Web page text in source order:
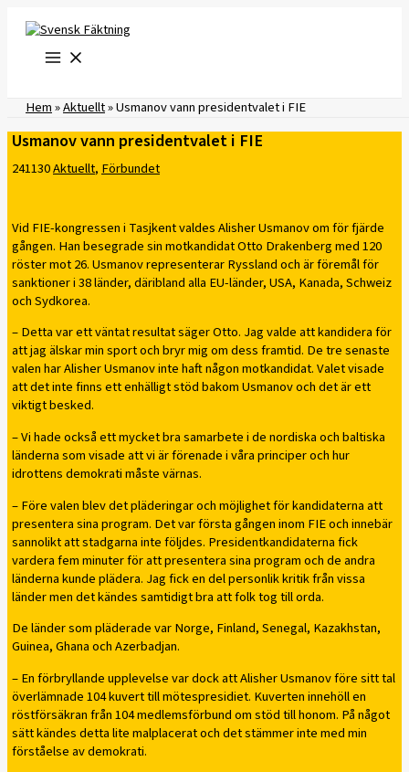
innehåll
Hem»Aktuellt»Usmanov vann presidentvalet i FIE
Usmanov vann presidentvalet i FIE
241130Aktuellt,Förbundet
Vid FIE-kongressen i Tasjkent valdes Alisher Usmanov om för fjärde
gången. Han besegrade sin motkandidat Otto Drakenberg med 120
röster mot 26. Usmanov representerar Ryssland och är föremål för
sanktioner i 38 länder, däribland alla EU-länder, USA, Kanada, Schweiz
och Sydkorea.
– Detta var ett väntat resultat säger Otto. Jag valde att kandidera för
att jag älskar min sport och bryr mig om dess framtid. De tre senaste
valen har Alisher Usmanov inte haft någon motkandidat. Valet visade
att det inte finns ett enhälligt stöd bakom Usmanov och det är ett
viktigt besked.
– Vi hade också ett mycket bra samarbete i de nordiska och baltiska
länderna som visade att vi är förenade i våra principer och hur
idrottens demokrati måste värnas.
– Före valen blev det pläderingar och möjlighet för kandidaterna att
presentera sina program. Det var första gången inom FIE och innebär
sannolikt att stadgarna inte följdes. Presidentkandidaterna fick
vardera fem minuter för att presentera sina program och de andra
länderna kunde plädera. Jag fick en del personlik kritik från vissa
länder men det kändes samtidigt bra att folk tog till orda.
De länder som pläderade var Norge, Finland, Senegal, Kazakhstan,
Guinea, Ghana och Azerbadjan.
– En förbryllande upplevelse var dock att Alisher Usmanov före sitt tal
överlämnade 104 kuvert till mötespresidiet. Kuverten innehöll en
röstförsäkran från 104 medlemsförbund om stöd till honom. På något
sätt kändes detta lite malplacerat och det stämmer inte med min
förståelse av demokrati.